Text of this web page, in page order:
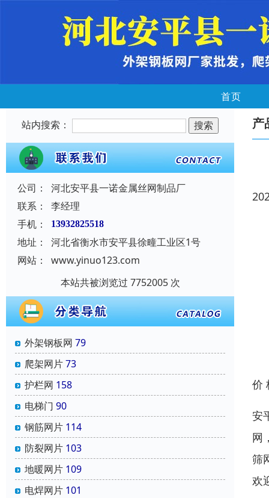
首页
站内搜索：
公司：
河北安平县一诺金属丝网制品厂
联系：
李经理
手机：
13932825518
地址：
河北省衡水市安平县徐疃工业区1号
网站：
www.yinuo123.com
本站共被浏览过 7752005 次
外架钢板网 79
爬架网片73
护栏网 158
电梯门 90
钢筋网片 114
防裂网片 103
地暖网片 109
电焊网片 101
产
价
安
网
筛
欢